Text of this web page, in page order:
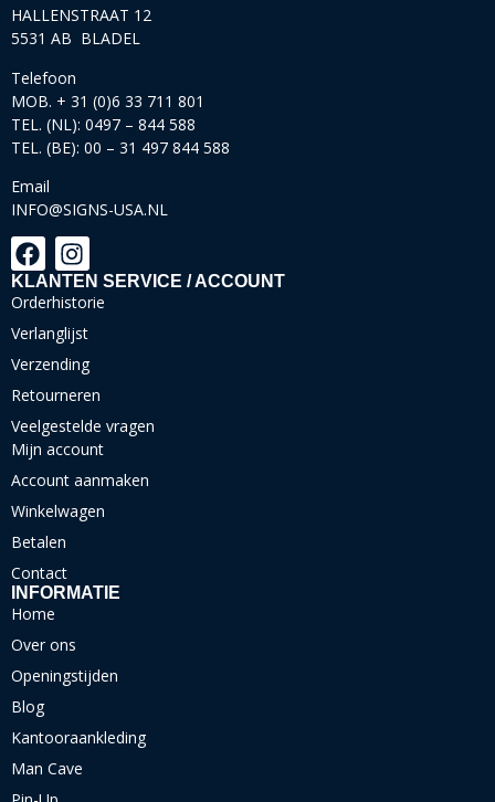
HALLENSTRAAT 12
5531 AB BLADEL
Telefoon
MOB. + 31 (0)6 33 711 801
TEL. (NL): 0497 – 844 588
TEL. (BE): 00 – 31 497 844 588
Email
INFO@SIGNS-USA.NL
KLANTEN SERVICE / ACCOUNT
Orderhistorie
Verlanglijst
Verzending
Retourneren
Veelgestelde vragen
Mijn account
Account aanmaken
Winkelwagen
Betalen
Contact
INFORMATIE
Home
Over ons
Openingstijden
Blog
Kantooraankleding
Man Cave